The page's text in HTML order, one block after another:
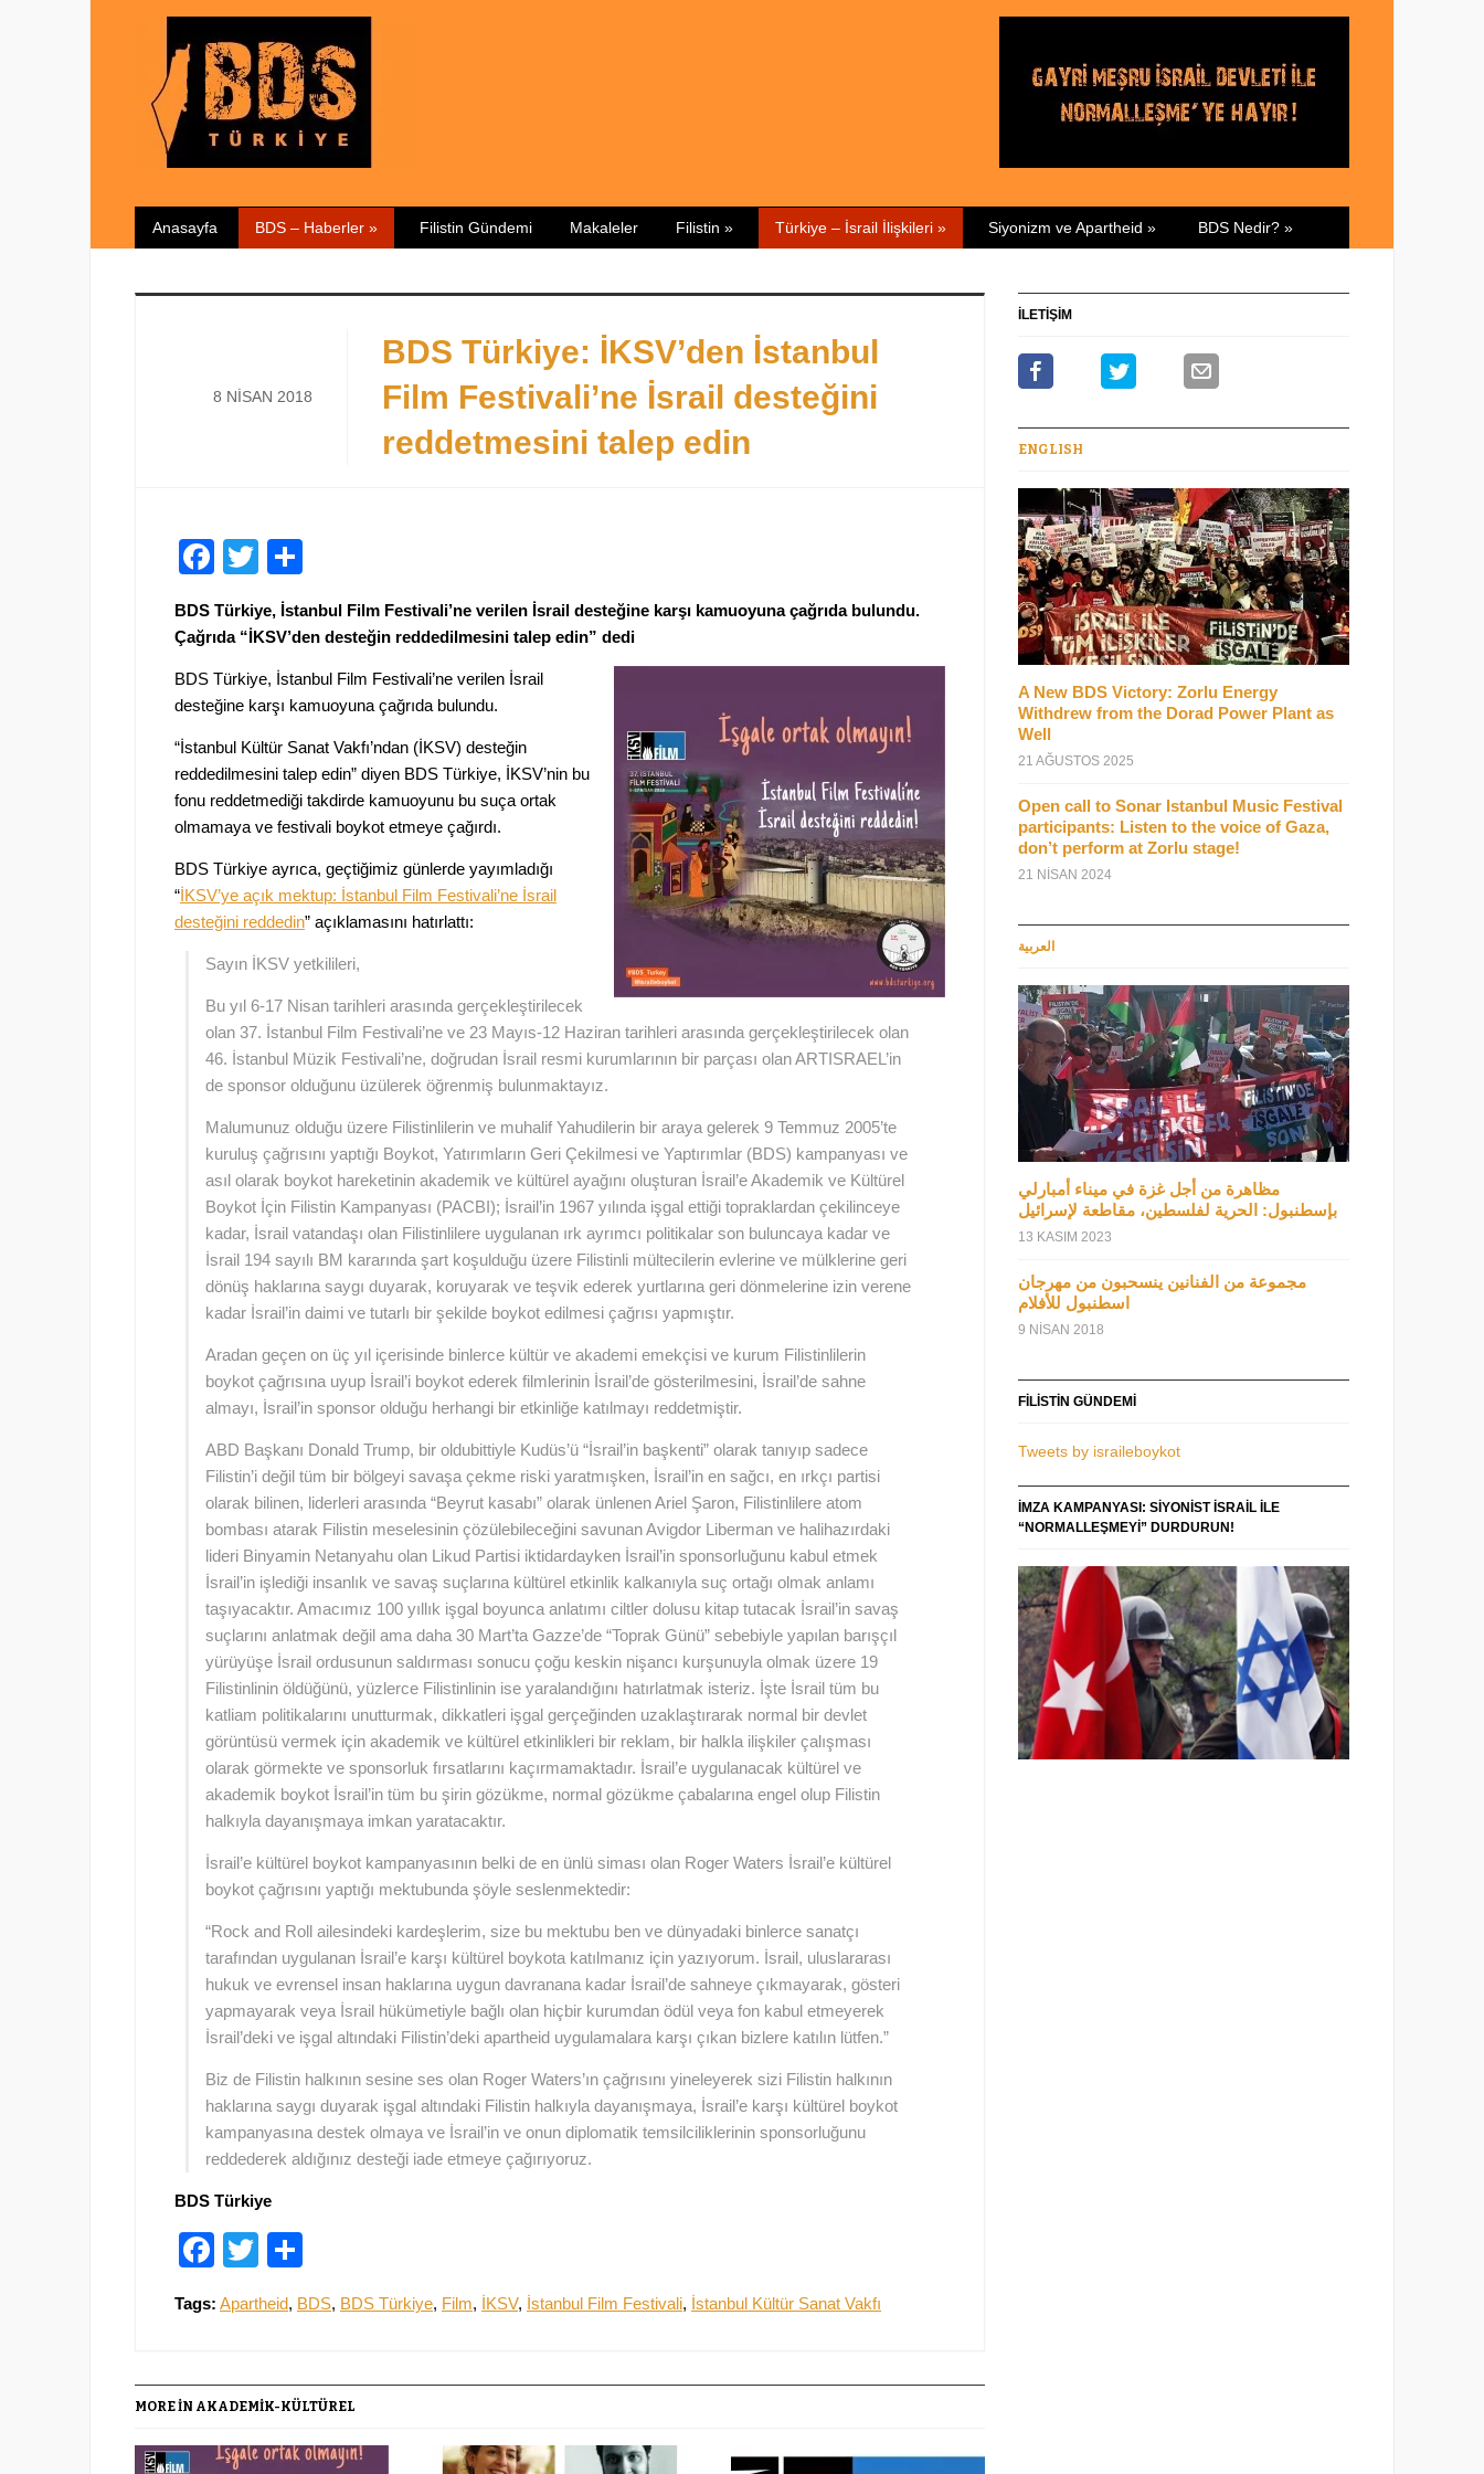
Anasayfa BDS – Haberler » Filistin Gündemi Makaleler Filistin » Türkiye – İsrail İlişkileri » Siyonizm ve Apartheid » BDS Nedir? »
8 NISAN 2018
BDS Türkiye: İKSV’den İstanbul
Film Festivali’ne İsrail desteğini
reddetmesini talep edin
Facebook
Twitter
BDS Türkiye, İstanbul Film Festivali’ne verilen İsrail desteğine karşı kamuoyuna çağrıda bulundu.
Çağrıda “İKSV’den desteğin reddedilmesini talep edin” dedi
BDS Türkiye, İstanbul Film Festivali’ne verilen İsrail
desteğine karşı kamuoyuna çağrıda bulundu.
“İstanbul Kültür Sanat Vakfı’ndan (İKSV) desteğin
reddedilmesini talep edin” diyen BDS Türkiye, İKSV’nin bu
fonu reddetmediği takdirde kamuoyunu bu suça ortak
olmamaya ve festivali boykot etmeye çağırdı.
BDS Türkiye ayrıca, geçtiğimiz günlerde yayımladığı
“İKSV’ye açık mektup: İstanbul Film Festivali’ne İsrail
desteğini reddedin” açıklamasını hatırlattı:
Sayın İKSV yetkilileri,
Bu yıl 6-17 Nisan tarihleri arasında gerçekleştirilecek
olan 37. İstanbul Film Festivali’ne ve 23 Mayıs-12 Haziran tarihleri arasında gerçekleştirilecek olan
46. İstanbul Müzik Festivali’ne, doğrudan İsrail resmi kurumlarının bir parçası olan ARTISRAEL’in
de sponsor olduğunu üzülerek öğrenmiş bulunmaktayız.
Malumunuz olduğu üzere Filistinlilerin ve muhalif Yahudilerin bir araya gelerek 9 Temmuz 2005’te
kuruluş çağrısını yaptığı Boykot, Yatırımların Geri Çekilmesi ve Yaptırımlar (BDS) kampanyası ve
asıl olarak boykot hareketinin akademik ve kültürel ayağını oluşturan İsrail’e Akademik ve Kültürel
Boykot İçin Filistin Kampanyası (PACBI); İsrail’in 1967 yılında işgal ettiği topraklardan çekilinceye
kadar, İsrail vatandaşı olan Filistinlilere uygulanan ırk ayrımcı politikalar son buluncaya kadar ve
İsrail 194 sayılı BM kararında şart koşulduğu üzere Filistinli mültecilerin evlerine ve mülklerine geri
dönüş haklarına saygı duyarak, koruyarak ve teşvik ederek yurtlarına geri dönmelerine izin verene
kadar İsrail’in daimi ve tutarlı bir şekilde boykot edilmesi çağrısı yapmıştır.
Aradan geçen on üç yıl içerisinde binlerce kültür ve akademi emekçisi ve kurum Filistinlilerin
boykot çağrısına uyup İsrail’i boykot ederek filmlerinin İsrail’de gösterilmesini, İsrail’de sahne
almayı, İsrail’in sponsor olduğu herhangi bir etkinliğe katılmayı reddetmiştir.
ABD Başkanı Donald Trump, bir oldubittiyle Kudüs’ü “İsrail’in başkenti” olarak tanıyıp sadece
Filistin’i değil tüm bir bölgeyi savaşa çekme riski yaratmışken, İsrail’in en sağcı, en ırkçı partisi
olarak bilinen, liderleri arasında “Beyrut kasabı” olarak ünlenen Ariel Şaron, Filistinlilere atom
bombası atarak Filistin meselesinin çözülebileceğini savunan Avigdor Liberman ve halihazırdaki
lideri Binyamin Netanyahu olan Likud Partisi iktidardayken İsrail’in sponsorluğunu kabul etmek
İsrail’in işlediği insanlık ve savaş suçlarına kültürel etkinlik kalkanıyla suç ortağı olmak anlamı
taşıyacaktır. Amacımız 100 yıllık işgal boyunca anlatımı ciltler dolusu kitap tutacak İsrail’in savaş
suçlarını anlatmak değil ama daha 30 Mart’ta Gazze’de “Toprak Günü” sebebiyle yapılan barışçıl
yürüyüşe İsrail ordusunun saldırması sonucu çoğu keskin nişancı kurşunuyla olmak üzere 19
Filistinlinin öldüğünü, yüzlerce Filistinlinin ise yaralandığını hatırlatmak isteriz. İşte İsrail tüm bu
katliam politikalarını unutturmak, dikkatleri işgal gerçeğinden uzaklaştırarak normal bir devlet
görüntüsü vermek için akademik ve kültürel etkinlikleri bir reklam, bir halkla ilişkiler çalışması
olarak görmekte ve sponsorluk fırsatlarını kaçırmamaktadır. İsrail’e uygulanacak kültürel ve
akademik boykot İsrail’in tüm bu şirin gözükme, normal gözükme çabalarına engel olup Filistin
halkıyla dayanışmaya imkan yaratacaktır.
İsrail’e kültürel boykot kampanyasının belki de en ünlü siması olan Roger Waters İsrail’e kültürel
boykot çağrısını yaptığı mektubunda şöyle seslenmektedir:
“Rock and Roll ailesindeki kardeşlerim, size bu mektubu ben ve dünyadaki binlerce sanatçı
tarafından uygulanan İsrail’e karşı kültürel boykota katılmanız için yazıyorum. İsrail, uluslararası
hukuk ve evrensel insan haklarına uygun davranana kadar İsrail’de sahneye çıkmayarak, gösteri
yapmayarak veya İsrail hükümetiyle bağlı olan hiçbir kurumdan ödül veya fon kabul etmeyerek
İsrail’deki ve işgal altındaki Filistin’deki apartheid uygulamalara karşı çıkan bizlere katılın lütfen.”
Biz de Filistin halkının sesine ses olan Roger Waters’ın çağrısını yineleyerek sizi Filistin halkının
haklarına saygı duyarak işgal altındaki Filistin halkıyla dayanışmaya, İsrail’e karşı kültürel boykot
kampanyasına destek olmaya ve İsrail’in ve onun diplomatik temsilciliklerinin sponsorluğunu
reddederek aldığınız desteği iade etmeye çağırıyoruz.
BDS Türkiye
Facebook
Twitter
Tags: Apartheid, BDS, BDS Türkiye, Film, İKSV, İstanbul Film Festivali, İstanbul Kültür Sanat Vakfı
MORE IN AKADEMIK-KÜLTÜREL
İLETİŞİM
ENGLISH
A New BDS Victory: Zorlu Energy
Withdrew from the Dorad Power Plant as
Well
21 AĞUSTOS 2025
Open call to Sonar Istanbul Music Festival
participants: Listen to the voice of Gaza,
don’t perform at Zorlu stage!
21 NISAN 2024
العربية
مظاهرة من أجل غزة في ميناء أمبارلي
بإسطنبول: الحرية لفلسطين، مقاطعة لإسرائيل
13 KASIM 2023
مجموعة من الفنانين ينسحبون من مهرجان
اسطنبول للأفلام
9 NISAN 2018
FILISTIN GÜNDEMI
Tweets by israileboykot
İMZA KAMPANYASI: SIYONIST İSRAIL ILE
“NORMALLEŞMEYI” DURDURUN!